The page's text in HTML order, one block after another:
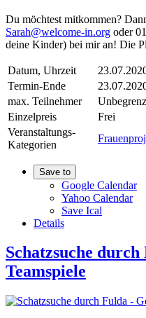
Du möchtest mitkommen?
Sarah@welcome-in.org oder
deine Kinder) bei mir an! Die
Datum, Uhrzeit
Termin-Ende
max. Teilnehmer
Einzelpreis
Frei
Veranstaltungs-
Kategorien
Save to
Google Calendar
Yahoo Calendar
Save Ical
Details
Schatzsuche
Teamspiele